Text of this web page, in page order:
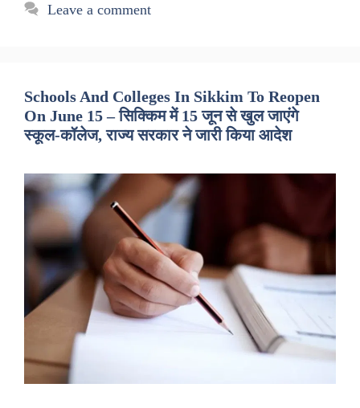
Leave a comment
Schools And Colleges In Sikkim To Reopen
On June 15 – सिक्किम में 15 जून से खुल जाएंगे
स्कूल-कॉलेज, राज्य सरकार ने जारी किया आदेश